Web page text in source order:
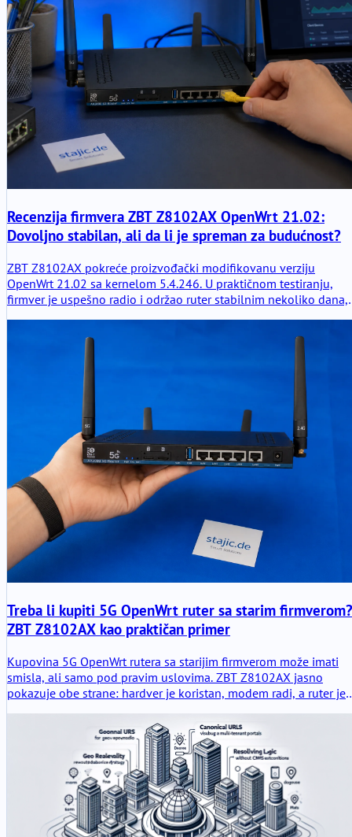
Recenzija firmvera ZBT Z8102AX OpenWrt 21.02:
Dovoljno stabilan, ali da li je spreman za budućnost?
ZBT Z8102AX pokreće proizvođački modifikovanu verziju
OpenWrt 21.02 sa kernelom 5.4.246. U praktičnom testiranju,
firmver je uspešno radio i održao ruter stabilnim nekoliko dana,
Treba li kupiti 5G OpenWrt ruter sa starim firmverom?
ZBT Z8102AX kao praktičan primer
Kupovina 5G OpenWrt rutera sa starijim firmverom može imati
smisla, ali samo pod pravim uslovima. ZBT Z8102AX jasno
pokazuje obe strane: hardver je koristan, modem radi, a ruter je
nejasni putevi nadogradnje zahtevaju pažljivu odluku o